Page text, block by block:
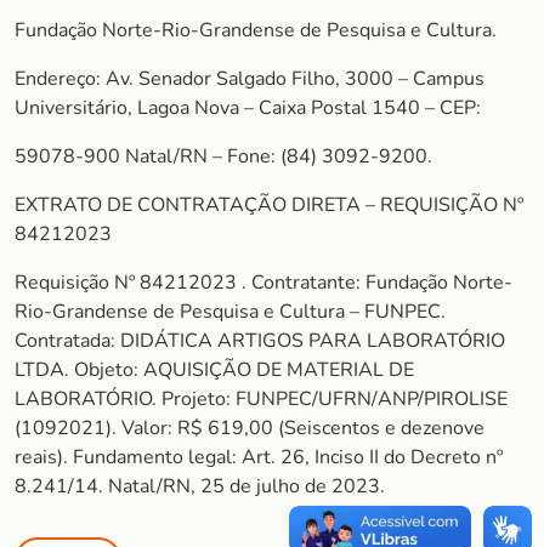
Fundação Norte-Rio-Grandense de Pesquisa e Cultura.
Endereço: Av. Senador Salgado Filho, 3000 – Campus
Universitário, Lagoa Nova – Caixa Postal 1540 – CEP:
59078-900 Natal/RN – Fone: (84) 3092-9200.
EXTRATO DE CONTRATAÇÃO DIRETA – REQUISIÇÃO Nº
84212023
Requisição Nº 84212023 . Contratante: Fundação Norte-
Rio-Grandense de Pesquisa e Cultura – FUNPEC.
Contratada: DIDÁTICA ARTIGOS PARA LABORATÓRIO
LTDA. Objeto: AQUISIÇÃO DE MATERIAL DE
LABORATÓRIO. Projeto: FUNPEC/UFRN/ANP/PIROLISE
(1092021). Valor: R$ 619,00 (Seiscentos e dezenove
reais). Fundamento legal: Art. 26, Inciso II do Decreto nº
8.241/14. Natal/RN, 25 de julho de 2023.